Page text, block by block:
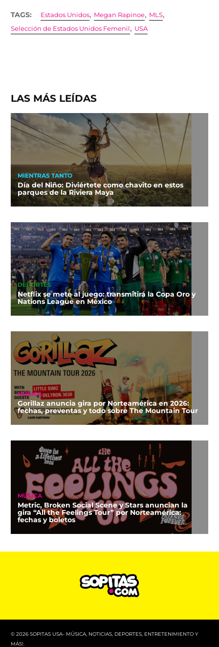
TAGS: Estados Unidos, Megan Rapinoe, MLS,
Selección de Estados Unidos Femenil, USA
LAS MÁS LEÍDAS
MIENTRAS TANTO
Día del Niño: Diviértete como chavito en estos
parques de la Riviera Maya
DEPORTES
Netflix se mete al juego: transmitirá la Copa Oro y
Nations League en México
MÚSICA
Gorillaz anuncia gira por Norteamérica en 2026:
fechas, preventas y todo sobre The Mountain Tour
MÚSICA
Metric, Broken Social Scene y Stars anuncian la
gira “All the Feelings Tour” por Norteamérica:
fechas y boletos
© 2026 SOPITAS USA- MÚSICA, NOTICIAS, DEPORTES, ENTRETENIMIENTO Y
MÁS!.